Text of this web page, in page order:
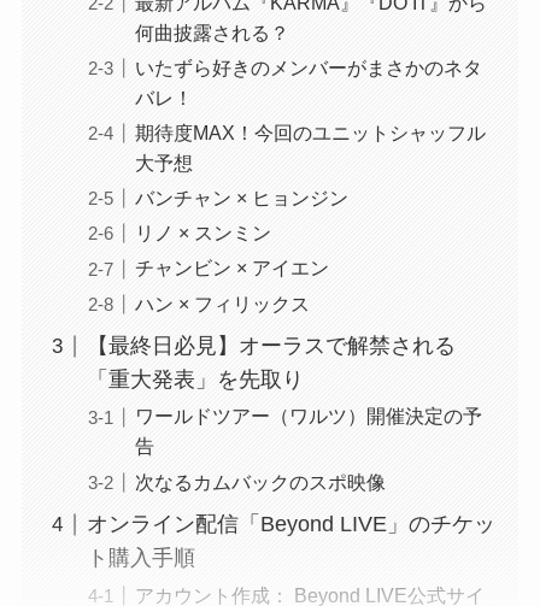
何曲披露される？
いたずら好きのメンバーがまさかのネタ
バレ！
期待度MAX！今回のユニットシャッフル
大予想
バンチャン × ヒョンジン
リノ × スンミン
チャンビン × アイエン
ハン × フィリックス
【最終日必見】オーラスで解禁される
「重大発表」を先取り
ワールドツアー（ワルツ）開催決定の予
告
次なるカムバックのスポ映像
オンライン配信「Beyond LIVE」のチケッ
ト購入手順
アカウント作成： Beyond LIVE公式サイ